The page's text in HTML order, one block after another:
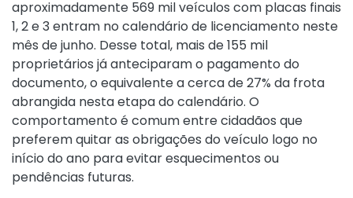
aproximadamente 569 mil veículos com placas finais
1, 2 e 3 entram no calendário de licenciamento neste
mês de junho. Desse total, mais de 155 mil
proprietários já anteciparam o pagamento do
documento, o equivalente a cerca de 27% da frota
abrangida nesta etapa do calendário. O
comportamento é comum entre cidadãos que
preferem quitar as obrigações do veículo logo no
início do ano para evitar esquecimentos ou
pendências futuras.